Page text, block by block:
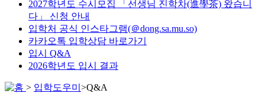
2027학년도 수시모집 「선생님 진학차(進學茶) 왔습니
다」 신청 안내
입학처 공식 인스타그램(＠dong.sa.mu.so)
카카오톡 입학상담 바로가기
입시 Q&A
2026학년도 입시 결과
> 입학도우미 >Q&A